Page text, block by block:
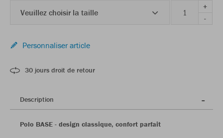
Veuillez choisir la taille
+
-
Personnaliser article
30 jours droit de retour
Description
Polo BASE - design classique, confort parfait